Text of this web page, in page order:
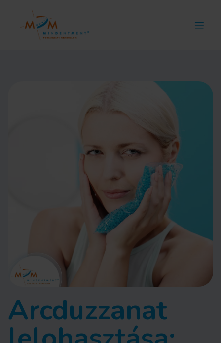
Arcduzzanat